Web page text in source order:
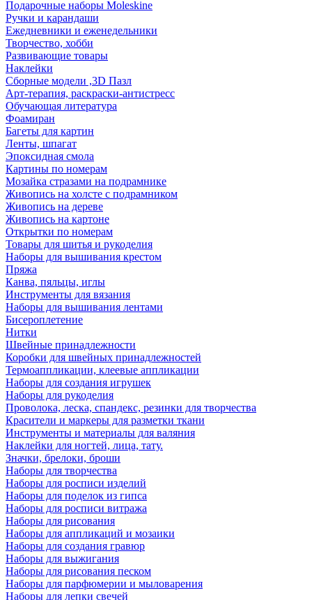
Подарочные наборы Moleskine
Ручки и карандаши
Ежедневники и еженедельники
Творчество, хобби
Развивающие товары
Наклейки
Сборные модели ,3D Пазл
Арт-терапия, раскраски-антистресс
Обучающая литература
Фоамиран
Багеты для картин
Ленты, шпагат
Эпоксидная смола
Картины по номерам
Мозайка стразами на подрамнике
Живопись на холсте с подрамником
Живопись на дереве
Живопись на картоне
Открытки по номерам
Товары для шитья и рукоделия
Наборы для вышивания крестом
Пряжа
Канва, пяльцы, иглы
Инструменты для вязания
Наборы для вышивания лентами
Бисероплетение
Нитки
Швейные принадлежности
Коробки для швейных принадлежностей
Термоаппликации, клеевые аппликации
Наборы для создания игрушек
Наборы для рукоделия
Проволока, леска, спандекс, резинки для творчества
Красители и маркеры для разметки ткани
Инструменты и материалы для валяния
Наклейки для ногтей, лица, тату.
Значки, брелоки, броши
Наборы для творчества
Наборы для росписи изделий
Наборы для поделок из гипса
Наборы для росписи витража
Наборы для рисования
Наборы для аппликаций и мозаики
Наборы для создания гравюр
Наборы для выжигания
Наборы для рисования песком
Наборы для парфюмерии и мыловарения
Наборы для лепки свечей